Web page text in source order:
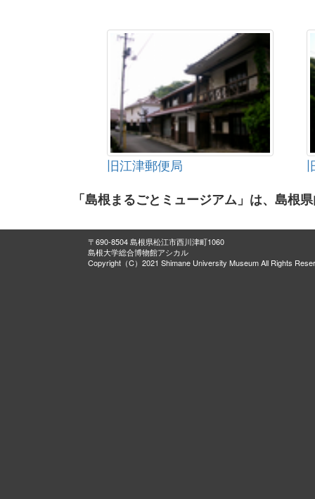
旧江津郵便局
「島根まるごとミュージアム」は、島根
〒690-8504 島根県松江市西川津町1060
島根大学総合博物館アシカル
Copyright（C）2021 Shimane University Museum All Rights